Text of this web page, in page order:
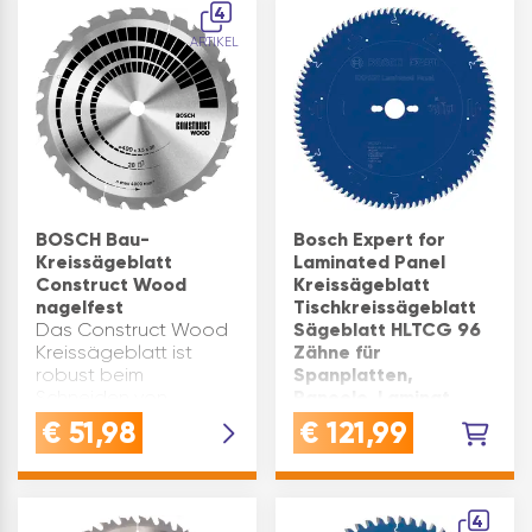
Inhaltsangabe (ST): 1
4
ARTIKEL
BOSCH Bau-
Kreissägeblatt
Construct Wood
nagelfest
Das Construct Wood
Kreissägeblatt ist
robust beim
Bauholz mit Nägeln
und
Die hochqualitativen
präzisionsgeschliffenen
€ 51,98
Bosch Expert for
Laminated Panel
Kreissägeblatt
Tischkreissägeblatt
Sägeblatt HLTCG 96
Zähne für
Spanplatten,
300×2,2x30mm
VERWENDUNG: Expert
Kreissägeblatt für
präzise Schnitte in
€ 121,99
4